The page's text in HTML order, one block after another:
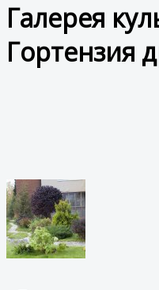
Галерея
Гортензия